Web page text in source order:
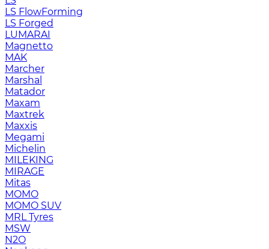
LS FlowForming
LS Forged
LUMARAI
Magnetto
MAK
Marcher
Marshal
Matador
Maxam
Maxtrek
Maxxis
Megami
Michelin
MILEKING
MIRAGE
Mitas
MOMO
MOMO SUV
MRL Tyres
MSW
N2O